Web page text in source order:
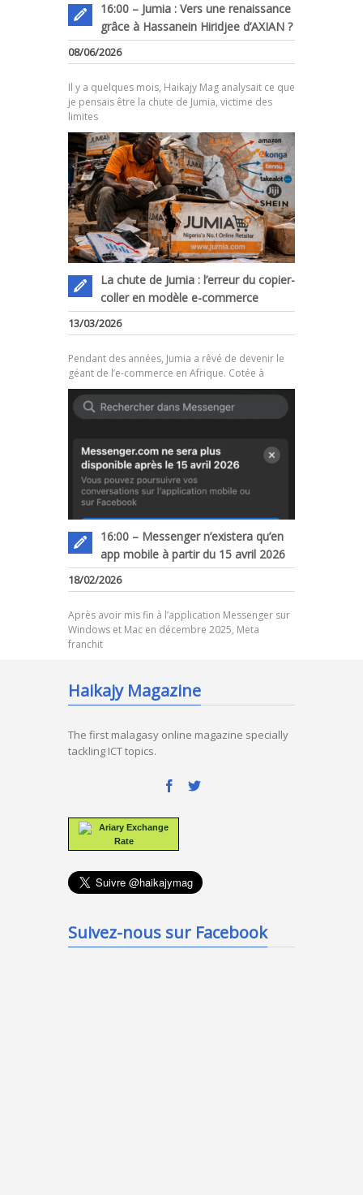
16:00 – Jumia : Vers une renaissance
grâce à Hassanein Hiridjee d’AXIAN ?
08/06/2026
Il y a quelques mois, Haikajy Mag analysait ce que
je pensais être la chute de Jumia, victime des
limites
La chute de Jumia : l’erreur du copier-
coller en modèle e-commerce
13/03/2026
Pendant des années, Jumia a rêvé de devenir le
géant de l’e-commerce en Afrique. Cotée à
16:00 – Messenger n’existera qu’en
app mobile à partir du 15 avril 2026
18/02/2026
Après avoir mis fin à l’application Messenger sur
Windows et Mac en décembre 2025, Meta
franchit
Haikajy Magazine
The first malagasy online magazine specially
tackling ICT topics.
Ariary Exchange
Rate
Suivez-nous sur Facebook